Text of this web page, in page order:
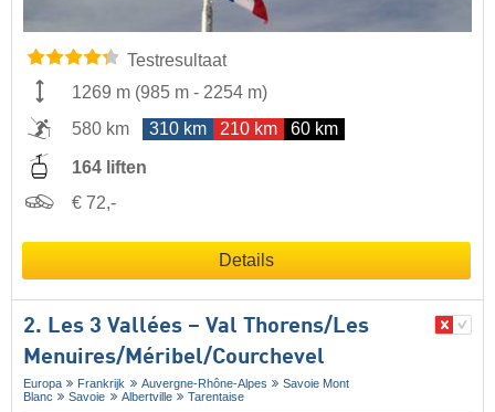
Testresultaat
1269 m (985 m - 2254 m)
580 km
310 km 210 km 60 km
164 liften
€ 72,-
Details
2. Les 3 Vallées – Val Thorens/​Les
Menuires/​Méribel/​Courchevel
Europa Frankrijk Auvergne-Rhône-Alpes
Savoie Mont
Blanc
Savoie Albertville Tarentaise